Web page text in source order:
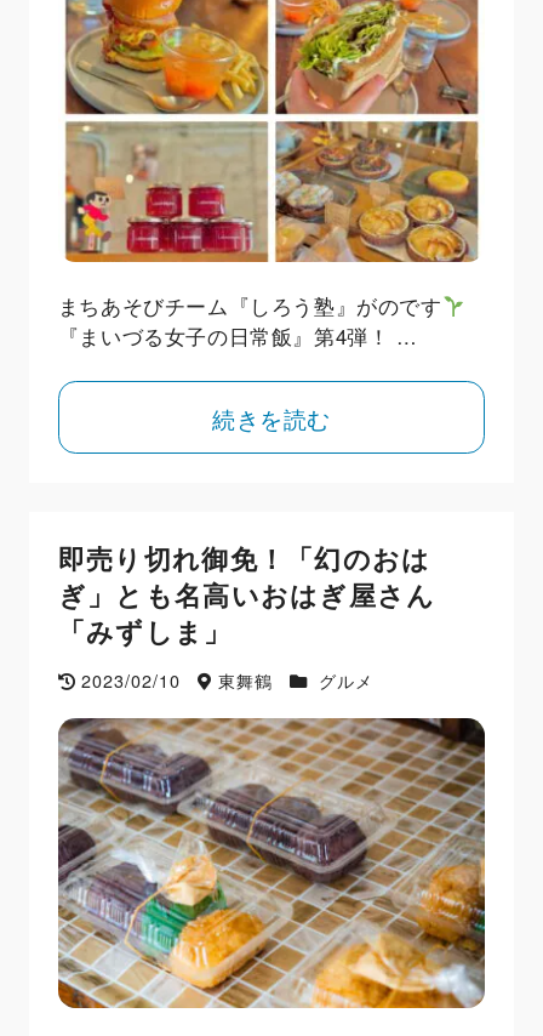
まちあそびチーム『しろう塾』がのです
『まいづる女子の日常飯』第4弾！ …
続きを読む
即売り切れ御免！「幻のおは
ぎ」とも名高いおはぎ屋さん
「みずしま」
2023/02/10 東舞鶴 グルメ